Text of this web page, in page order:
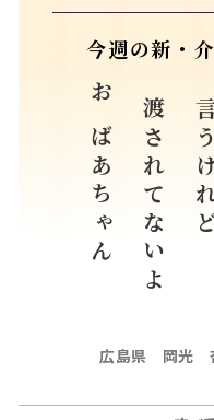
今週の新・
言う
渡されてないよ
おばあちゃん
広島県 岡光